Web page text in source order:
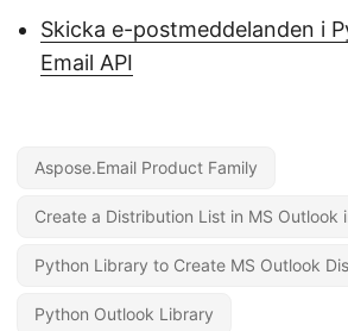
Skicka e-postmeddelanden i
Email API
Aspose.Email Product Family
Create a Distribution List in MS Outlook
Python Library to Create MS Outlook
Python Outlook Library